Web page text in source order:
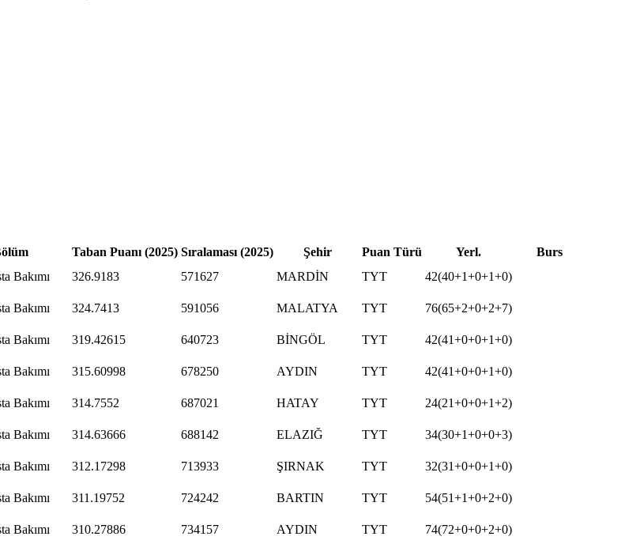
Taban Puanı (2025) Sıralaması (2025) Şehir Puan Türü Yerl.
Burs
Bakımı 326.9183 571627 MARDİN TYT
42(40+1+0+1+0)
Bakımı 324.7413 591056 MALATYA TYT
76(65+2+0+2+7)
Bakımı 319.42615 640723 BİNGÖL TYT
42(41+0+0+1+0)
Bakımı 315.60998 678250 AYDIN TYT
42(41+0+0+1+0)
Bakımı 314.7552 687021 HATAY TYT
24(21+0+0+1+2)
Bakımı 314.63666 688142 ELAZIĞ TYT
34(30+1+0+0+3)
Bakımı 312.17298 713933 ŞIRNAK TYT
32(31+0+0+1+0)
Bakımı 311.19752 724242 BARTIN TYT
54(51+1+0+2+0)
Bakımı 310.27886 734157 AYDIN TYT
74(72+0+0+2+0)